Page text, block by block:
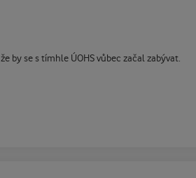
by se s tímhle ÚOHS vůbec začal zabývat.